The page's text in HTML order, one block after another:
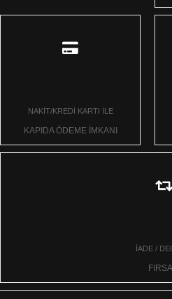
NAKİT/KREDİ KARTI İLE
KAPIDA ÖDEME İMKANI
İADE /